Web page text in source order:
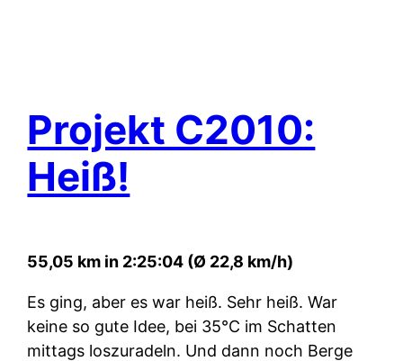
Projekt C2010:
Heiß!
55,05 km in 2:25:04 (Ø 22,8 km/h)
Es ging, aber es war heiß. Sehr heiß. War
keine so gute Idee, bei 35°C im Schatten
mittags loszuradeln. Und dann noch Berge